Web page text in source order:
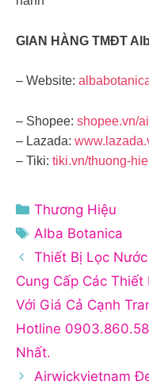
GIAN HÀNG TMĐT
– Website:
– Shopee: shopee.vn/
– Lazada:
– Tiki: tiki.vn/thuong-
Danh
mục
Thương Hiệu
Thẻ
Alba Botanica
Thiết Bị Lọc
Cung Cấp Các
Với Giá Cả Cạnh
Hotline
Nhất.
Airwickvietnam